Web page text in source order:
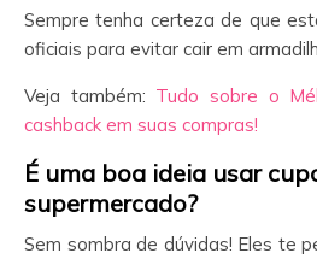
Sempre tenha certeza de que
oficiais para evitar cair em
Veja também: Tudo sobre o
cashback em suas compras!
É uma boa ideia usar
supermercado?
Sem sombra de dúvidas! Eles te